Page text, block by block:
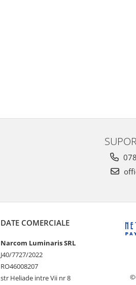
DATE COMERCIALE
Narcom Luminaris SRL
J40/7727/2022
RO46008207
str Heliade intre Vii nr 8